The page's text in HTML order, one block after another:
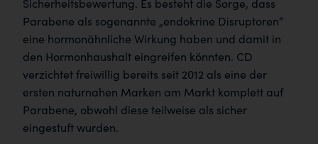
Sicherheitsbewertung. Es besteht die Sorge, dass
Parabene als sogenannte „endokrine Disruptoren“
eine hormonähnliche Wirkung haben und damit in
den Hormonhaushalt eingreifen könnten. CD
verzichtet freiwillig bereits seit 2012 als eine der
ersten naturnahen Marken am Markt komplett auf
Parabene, obwohl diese teilweise als sicher
eingestuft wurden.